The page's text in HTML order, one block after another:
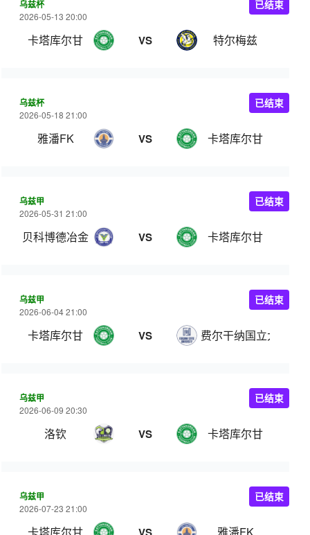
乌兹杯
2026-05-13 20:00
卡塔库尔甘 VS 特尔梅兹
已结束
乌兹杯
2026-05-18 21:00
雅潘FK VS 卡塔库尔甘
已结束
乌兹甲
2026-05-31 21:00
贝科博德冶金 VS 卡塔库尔甘
已结束
乌兹甲
2026-06-04 21:00
卡塔库尔甘 VS 费尔干纳国立大学
已结束
乌兹甲
2026-06-09 20:30
洛钦 VS 卡塔库尔甘
已结束
乌兹甲
2026-07-23 21:00
已结束